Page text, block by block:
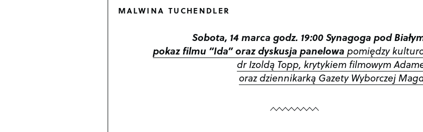
MALWINA TUCHENDLER
Sobota, 14 marca godz. 19:00 Synagoga pod
pokaz filmu “Ida” oraz dyskusja panelowa pomiędzy
dr Izoldą Topp, krytykiem filmowym
oraz dziennikarką Gazety Wyborczej